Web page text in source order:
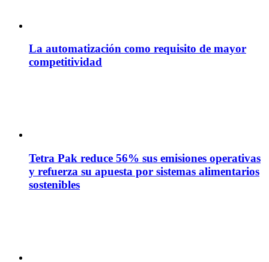
La automatización como requisito de mayor
competitividad
Tetra Pak reduce 56% sus emisiones operativas
y refuerza su apuesta por sistemas alimentarios
sostenibles